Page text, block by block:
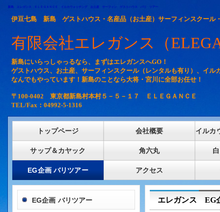
新島 エレガンス ＥＬＥＧＡＮＣＥ イルカウォッチング お土産 サーフィン ゲストハウス バリ ツアー
伊豆七島 新島 ゲストハウス・名産品（お土産）サーフィンスクール
有限会社エレガンス（
新島にいらっしゃっるなら、まずはエレガンスへGO！
ゲストハウス、お土産、サーフィンスクール（レンタルも有り）、イル
なんでもやっています！新島のことなら大将・宮川に全部お任せ！
〒100-0402 東京都新島村本村５－５－１７ ＥＬＥＧＡＮＣＥ
TEL/Fax：04992-5-1316
トップページ 会社概要 イルカ
サップ＆カヤック 角六丸
EG企画 バリツアー アクセス
エレガンス EG
EG企画 バリツアー